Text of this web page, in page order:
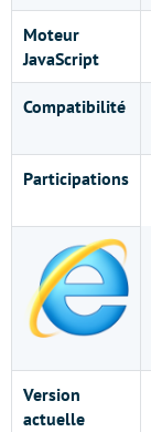
Moteur
JavaScript
Compatibilité
Participations
Version
actuelle